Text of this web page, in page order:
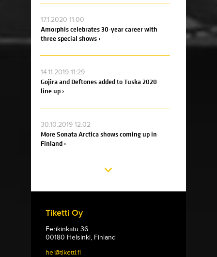
17.1.2020 11:00
Amorphis celebrates 30-year career with
three special shows ›
14.11.2019 11:29
Gojira and Deftones added to Tuska 2020
line up ›
30.10.2019 12:02
More Sonata Arctica shows coming up in
Finland ›
Tiketti Oy
Eerikinkatu 36
00180 Helsinki, Finland
hei@tiketti.fi